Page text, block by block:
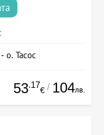
о. Тасос
53.17
€ / 104лв.